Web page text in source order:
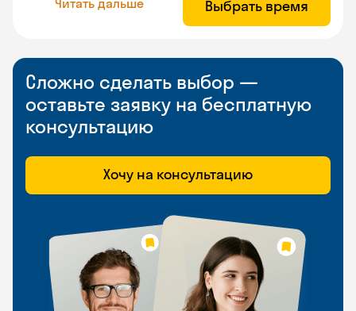
Выбрать время
Сложно сделать выбор —
оставьте заявку на бесплатную
консультацию
Хочу на консультацию